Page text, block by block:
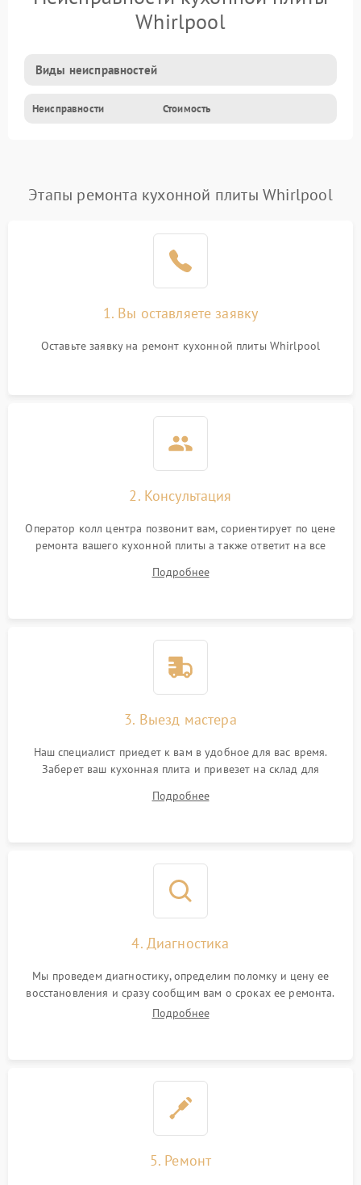
Whirlpool
Виды неисправностей
Неисправности Стоимость
Этапы ремонта кухонной плиты Whirlpool
1. Вы оставляете заявку
Оставьте заявку на ремонт кухонной плиты Whirlpool
2. Консультация
Оператор колл центра позвонит вам, сориентирует по цене
ремонта вашего кухонной плиты а также ответит на все
Подробнее
3. Выезд мастера
Наш специалист приедет к вам в удобное для вас время.
Заберет ваш кухонная плита и привезет на склад для
Подробнее
4. Диагностика
Мы проведем диагностику, определим поломку и цену ее
восстановления и сразу сообщим вам о сроках ее ремонта.
Подробнее
5. Ремонт